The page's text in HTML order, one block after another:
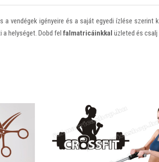
vendégek igényeire és a saját egyedi ízlése szerint
helységet. Dobd fel falmatricáinkkal üzleted és csalj